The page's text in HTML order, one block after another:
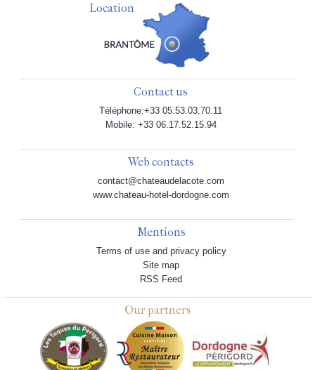
Location
Contact us
Téléphone:+33 05.53.03.70.11
Mobile: +33 06.17.52.15.94
Web contacts
contact@chateaudelacote.com
www.chateau-hotel-dordogne.com
Mentions
Terms of use and privacy policy
Site map
RSS Feed
Our partners